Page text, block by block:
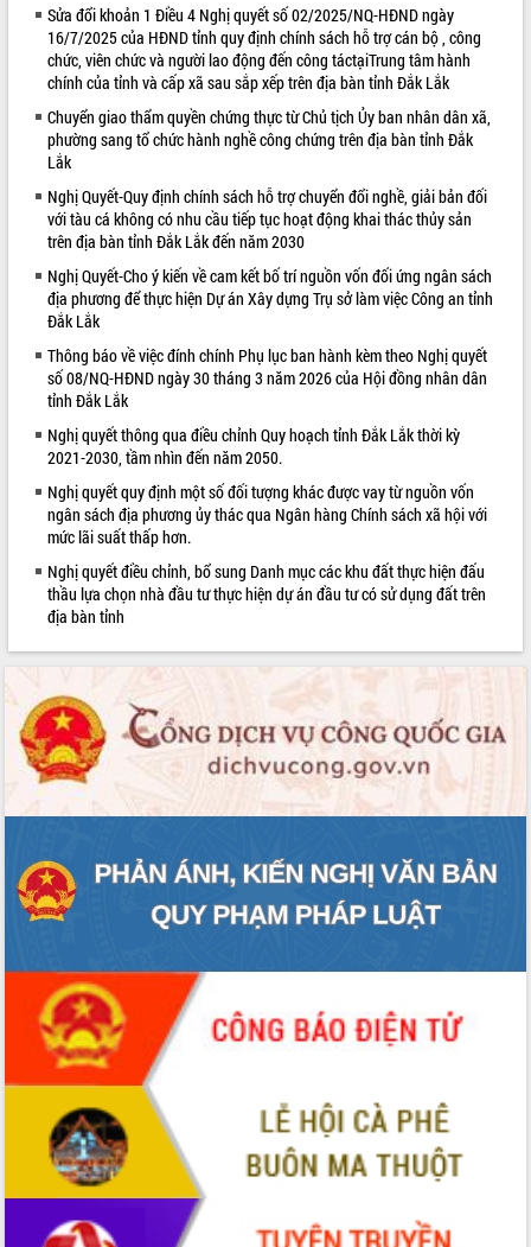
Bí thư Tỉnh ủy Lương Nguyễn Minh
Triết thăm, tặng quà người có công với
cách mạng
Rà soát, hoàn thiện hệ thống thiết chế
văn hóa, thể thao đáp ứng yêu cầu
phát triển mới
Thường trực HĐND tỉnh Đắk Lắk gặp
mặt Đoàn chuyên gia y tế TP. Hồ Chí
Minh
Lễ truy điệu và an táng hài cốt liệt sĩ
tại Nghĩa trang Liệt sĩ xã Sơn Hòa
Bàn giải pháp tháo gỡ khó khăn trong
xuất khẩu sầu riêng và triển khai quy
định EUDR
Thứ trưởng Bộ Nông nghiệp và Môi
trường Nguyễn Hoàng Hiệp khảo sát
vùng trồng và doanh nghiệp đóng gói
sầu riêng tại Đắk Lắk
món ăn từ sầu riêng
Đắk Lắk công bố Quy hoạch và xúc
Ngành cá ngừ Đắk Lắk chủ động thích
ứng để giữ vững thị trường xuất khẩu
phá cơ chế - Hợp tác công tư
Đề án 06 tạo bước ngoặt đột phá trong
cải cách hành chính tỉnh Đắk Lắk
Kết nối tour, đẩy mạnh chuyển đổi số
để phát triển du lịch Đắk Lắk
Khởi động Dự án Đầu tư xây dựng hạ
tầng kỹ thuật Cụm công nghiệp Tân
Gặp mặt các cơ quan báo chí nhân Kỷ
niệm 101 năm Ngày Báo chí Cách
mạng Việt Nam
hiện Đề án 06 của Chính phủ
Họp báo thông tin về Hội nghị Công bố
Quy hoạch và Xúc tiến đầu tư tỉnh Đắk
Khơi thông điểm nghẽn, đẩy nhanh
giải ngân vốn khắc phục thiên tai
HĐND tỉnh thông qua điều chỉnh Quy
hoạch tỉnh thời kỳ 2021-2030
Hội thảo góp ý hồ sơ điều chỉnh quy
hoạch tỉnh Đắk Lắk thời kỳ 2021-2030,
tầm nhìn đến năm 2050
ALBUM ẢNH
LIÊN KẾT WEB
Sửa đổi khoản 1 Điều 4 Nghị quyết số 02/2025/NQ-HĐND ngày
16/7/2025 của HĐND tỉnh quy định chính sách hỗ trợ cán bộ , công
chức, viên chức và người lao động đến công táctạiTrung tâm hành
chính của tỉnh và cấp xã sau sắp xếp trên địa bàn tỉnh Đắk Lắk
Chuyển giao thẩm quyền chứng thực từ Chủ tịch Ủy ban nhân dân xã,
phường sang tổ chức hành nghề công chứng trên địa bàn tỉnh Đắk
Lắk
Nghị Quyết-Quy định chính sách hỗ trợ chuyển đổi nghề, giải bản đối
với tàu cá không có nhu cầu tiếp tục hoạt động khai thác thủy sản
trên địa bàn tỉnh Đắk Lắk đến năm 2030
Nghị Quyết-Cho ý kiến về cam kết bố trí nguồn vốn đối ứng ngân sách
địa phương để thực hiện Dự án Xây dựng Trụ sở làm việc Công an tỉnh
Đắk Lắk
Thông báo về việc đính chính Phụ lục ban hành kèm theo Nghị quyết
số 08/NQ-HĐND ngày 30 tháng 3 năm 2026 của Hội đồng nhân dân
tỉnh Đắk Lắk
Nghị quyết thông qua điều chỉnh Quy hoạch tỉnh Đắk Lắk thời kỳ
2021-2030, tầm nhìn đến năm 2050.
Nghị quyết quy định một số đối tượng khác được vay từ nguồn vốn
ngân sách địa phương ủy thác qua Ngân hàng Chính sách xã hội với
mức lãi suất thấp hơn.
Nghị quyết điều chỉnh, bổ sung Danh mục các khu đất thực hiện đấu
thầu lựa chọn nhà đầu tư thực hiện dự án đầu tư có sử dụng đất trên
địa bàn tỉnh